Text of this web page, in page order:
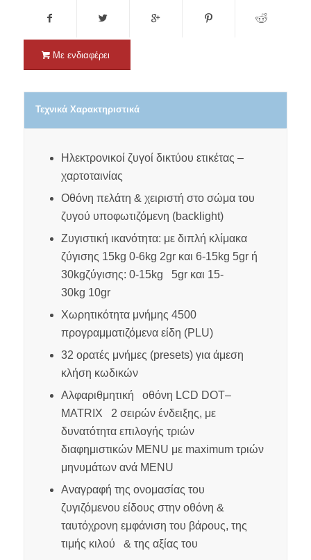
Με ενδιαφέρει
Τεχνικά Χαρακτηριστικά
Ηλεκτρονικοί ζυγοί δικτύου ετικέτας –
χαρτοταινίας
Οθόνη πελάτη & χειριστή στο σώμα του
ζυγού υποφωτιζόμενη (backlight)
Ζυγιστική ικανότητα: με διπλή κλίμακα
ζύγισης 15kg 0-6kg 2grκαι 6-15kg 5grή
30kgζύγισης: 0-15kg 5grκαι 15-
30kg 10gr
Χωρητικότητα μνήμης 4500
προγραμματιζόμενα είδη (PLU)
32 ορατές μνήμες (presets) για άμεση
κλήση κωδικών
Αλφαριθμητική οθόνη LCD DOT–
MATRIX 2 σειρών ένδειξης, με
δυνατότητα επιλογής τριών
διαφημιστικών MENU με maximumτριών
μηνυμάτων ανά MENU
Αναγραφή της ονομασίας του
ζυγιζόμενου είδους στην οθόνη &
ταυτόχρονη εμφάνιση του βάρους, της
τιμής κιλού & της αξίας του